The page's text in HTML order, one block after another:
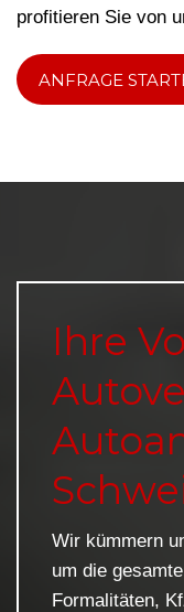
profitieren Sie von
ANFRAGE
Ihre
Wir kümmern
um die
Formalitäten,